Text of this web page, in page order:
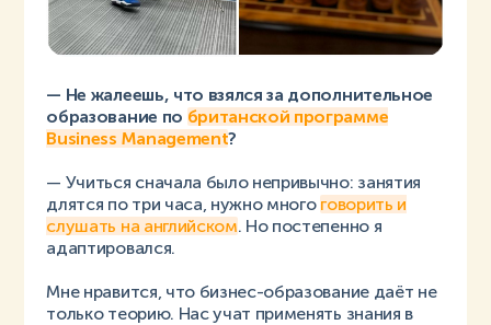
— Не жалеешь, что взялся за дополнительное
образование по британской программе
Business Management?
— Учиться сначала было непривычно: занятия
длятся по три часа, нужно много говорить и
слушать на английском. Но постепенно я
адаптировался.
Мне нравится, что бизнес-образование даёт не
только теорию. Нас учат применять знания в